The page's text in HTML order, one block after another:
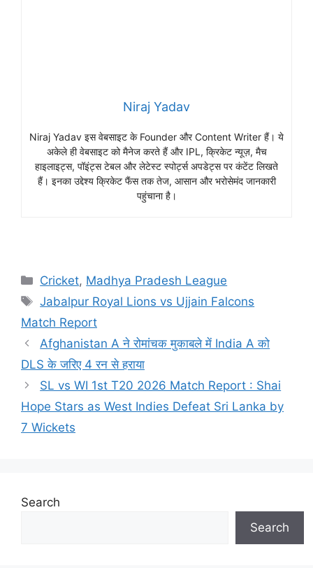
Niraj Yadav
Niraj Yadav इस वेबसाइट के Founder और Content Writer हैं। ये
अकेले ही वेबसाइट को मैनेज करते हैं और IPL, क्रिकेट न्यूज़, मैच
हाइलाइट्स, पॉइंट्स टेबल और लेटेस्ट स्पोर्ट्स अपडेट्स पर कंटेंट लिखते
हैं। इनका उद्देश्य क्रिकेट फैंस तक तेज, आसान और भरोसेमंद जानकारी
पहुंचाना है।
Cricket, Madhya Pradesh League
Jabalpur Royal Lions vs Ujjain Falcons
Match Report
Afghanistan A ने रोमांचक मुकाबले में India A को
DLS के जरिए 4 रन से हराया
SL vs WI 1st T20 2026 Match Report : Shai
Hope Stars as West Indies Defeat Sri Lanka by
7 Wickets
Search
Search